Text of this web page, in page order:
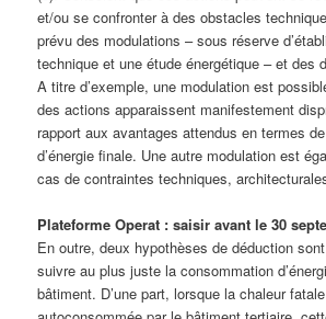
et/ou se confronter à des obstacles
prévu des modulations – sous réserve
technique et une étude énergétique – et des
A titre d’exemple, une modulation est
des actions apparaissent manifestement
rapport aux avantages attendus en termes
d’énergie finale. Une autre modulation est
cas de contraintes techniques,
Plateforme Operat : saisir avant le 30
En outre, deux hypothèses de déduction
suivre au plus juste la consommation
bâtiment. D’une part, lorsque la chaleur